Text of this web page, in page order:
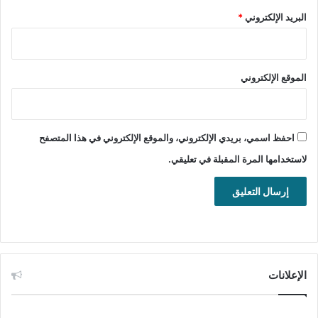
شبكة الواي فاي الخاصة بك، سواء بالمنزل أو مقر العمل، ويصعب
على أي كان الوصول إليها ولو لاستخدام برامج كشف كلمات المرور.
أدوات شبكة الواي فاي حماية
البريد الإلكتروني*
الموقع الإلكتروني
احفظ اسمي، بريدي الإلكتروني، والموقع الإلكتروني في هذا المتصفح
لاستخدامها المرة المقبلة في تعليقي.
الإعلانات